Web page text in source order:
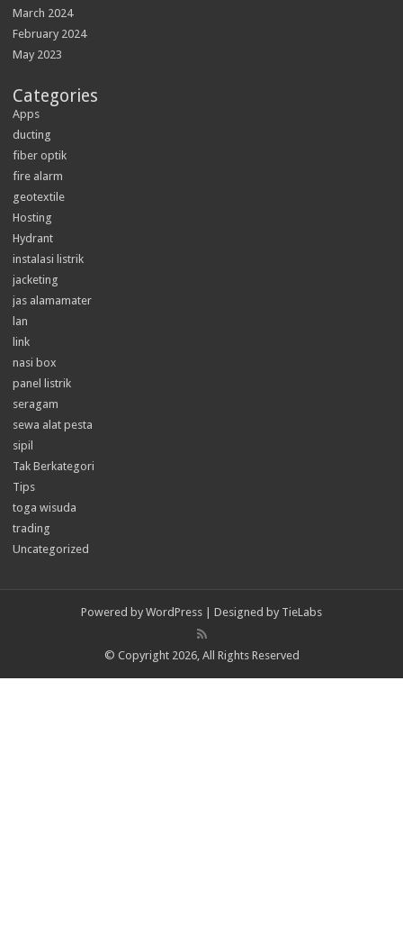
March 2024
February 2024
May 2023
Categories
Apps
ducting
fiber optik
fire alarm
geotextile
Hosting
Hydrant
instalasi listrik
jacketing
jas alamamater
lan
link
nasi box
panel listrik
seragam
sewa alat pesta
sipil
Tak Berkategori
Tips
toga wisuda
trading
Uncategorized
Powered by WordPress | Designed by TieLabs
© Copyright 2026, All Rights Reserved